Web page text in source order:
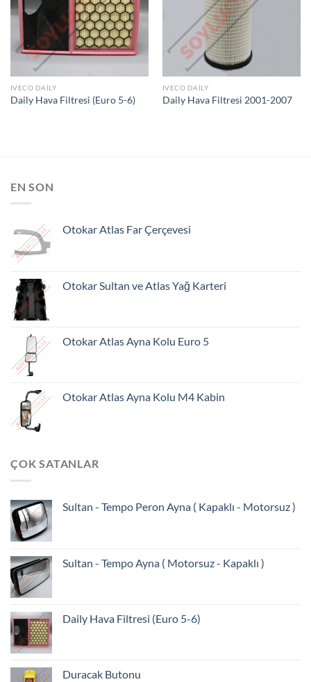
LISTEME
EKLE
IVECO DAILY
Daily Hava Filtresi (Euro 5-6)
IVECO DAILY
Daily Hava Filtresi 2001-2007
EN SON
Otokar Atlas Far Çerçevesi
Otokar Sultan ve Atlas Yağ Karteri
Otokar Atlas Ayna Kolu Euro 5
Otokar Atlas Ayna Kolu M4 Kabin
ÇOK SATANLAR
Sultan - Tempo Peron Ayna ( Kapaklı - Motorsuz )
Sultan - Tempo Ayna ( Motorsuz - Kapaklı )
Daily Hava Filtresi (Euro 5-6)
Duracak Butonu